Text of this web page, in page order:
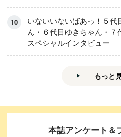
いないいないばあっ！５代
ん・６代目ゆきちゃん・７
スペシャルインタビュー
もっと
本誌アンケート＆